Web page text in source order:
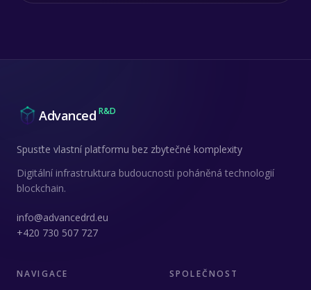
Advanced R&D
Spusťte vlastní platformu bez zbytečné komplexity
Digitální infrastruktura budoucnosti poháněná technologií
blockchain.
info@advancedrd.eu
+420 730 507 727
NAVIGACE SPOLEČNOST